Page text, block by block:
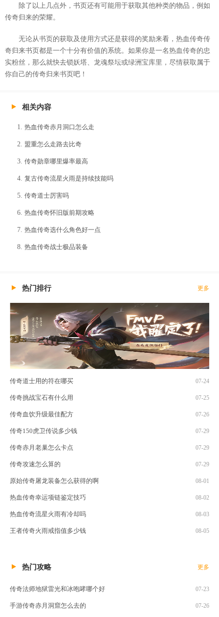
除了以上几点外，书页还有可能用于获取其他种类的物品，例如
传奇归来的荣耀。
无论从书页的获取及使用方式还是获得的奖励来看，热血传奇传
奇归来书页都是一个十分有价值的系统。如果你是一名热血传奇的忠
实粉丝，那么就快去锁妖塔、龙魂祭坛或绿洲宝库里，尽情获取属于
你自己的传奇归来书页吧！
相关内容
热血传奇赤月洞口怎么走
盟重怎么走路去比奇
传奇勋章哪里爆率最高
复古传奇流星火雨是持续技能吗
传奇道士厉害吗
热血传奇怀旧版前期攻略
热血传奇选什么角色好一点
热血传奇战士极品装备
热门排行 更多
传奇道士用的符在哪买 07-24
传奇挑战宝石有什么用 07-25
传奇血饮升级最佳配方 07-26
传奇150虎卫传说多少钱 07-29
传奇赤月老巢怎么卡点 07-29
传奇攻速怎么算的 07-29
原始传奇屠龙装备怎么获得的啊 08-01
热血传奇幸运项链鉴定技巧 08-02
热血传奇流星火雨有冷却吗 08-03
王者传奇火雨戒指值多少钱 08-05
热门攻略 更多
传奇法师地狱雷光和冰咆哮哪个好 07-23
手游传奇赤月洞窟怎么去的 07-26